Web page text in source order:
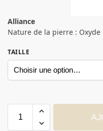
Alliance
Nature de la pierre :
TAILLE